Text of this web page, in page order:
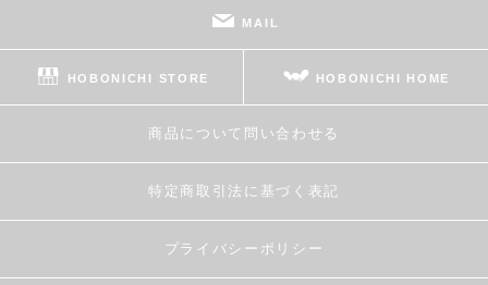
MAIL
HOBONICHI STORE HOBONICHI HOME
商品について問い合わせる
特定商取引法に基づく表記
プライバシーポリシー